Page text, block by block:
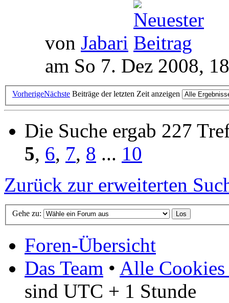
von Jabari
am So 7. Dez 2008,
VorherigeNächste Beiträge der letzten Zeit anzeigen
Die Suche ergab 227
5, 6, 7, 8 ... 10
Zurück zur erweiterten
Gehe zu:
Foren-Übersicht
Das Team • Alle Cookies
sind UTC + 1 Stunde